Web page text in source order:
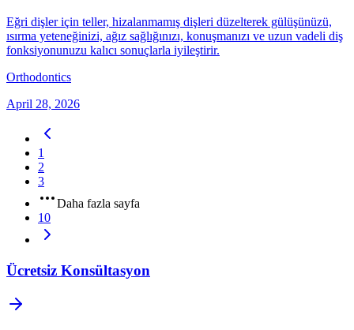
Eğri dişler için teller, hizalanmamış dişleri düzelterek gülüşünüzü,
ısırma yeteneğinizi, ağız sağlığınızı, konuşmanızı ve uzun vadeli diş
fonksiyonunuzu kalıcı sonuçlarla iyileştirir.
Orthodontics
April 28, 2026
1
2
3
Daha fazla sayfa
10
Ücretsiz Konsültasyon